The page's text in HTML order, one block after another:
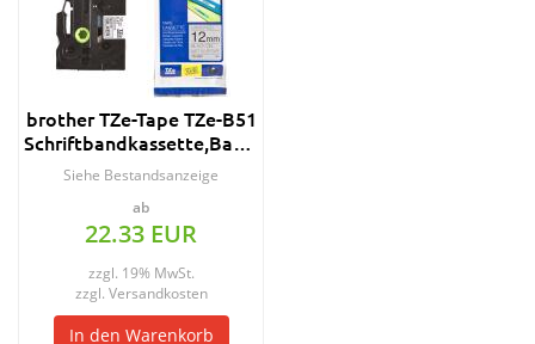
brother TZe-Tape TZe-B51
Schriftbandkassette,Bandbreite:24mm
Siehe Bestandsanzeige
ab
22.33 EUR
zzgl. 19% MwSt.
zzgl. Versandkosten
In den Warenkorb